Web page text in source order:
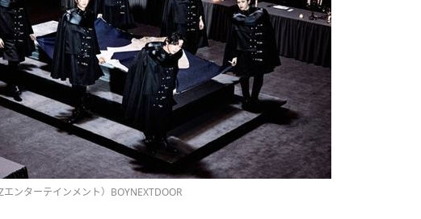
エンターテインメント）BOYNEXTDOOR